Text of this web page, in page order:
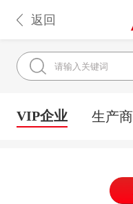
返回
VIP企业 生产商